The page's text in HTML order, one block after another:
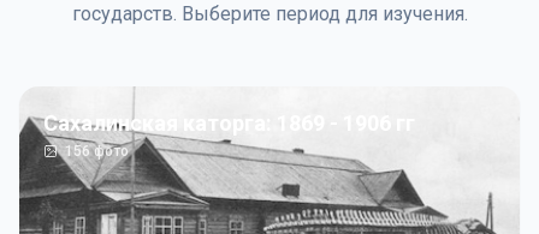
государств. Выберите период для изучения.
Сахалинская каторга: 1869 - 1906 гг
156фото